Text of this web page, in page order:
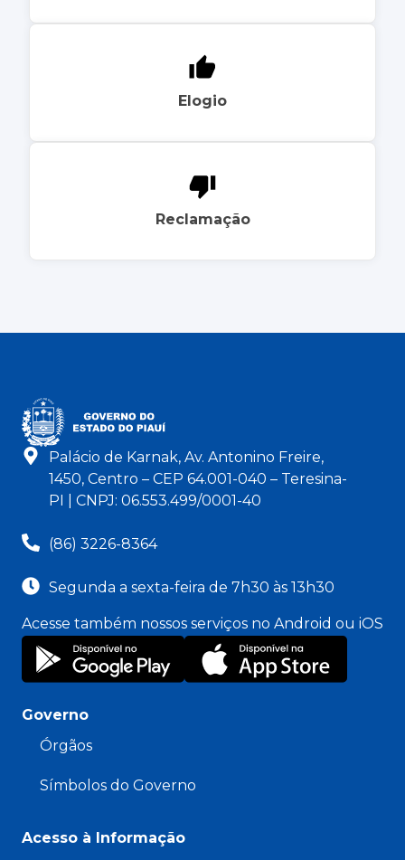
Elogio
Reclamação
Palácio de Karnak, Av. Antonino Freire,
1450, Centro – CEP 64.001-040 – Teresina-
PI | CNPJ: 06.553.499/0001-40
(86) 3226-8364
Segunda a sexta-feira de 7h30 às 13h30
Acesse também nossos serviços no Android ou iOS
Governo
Órgãos
Símbolos do Governo
Acesso à Informação